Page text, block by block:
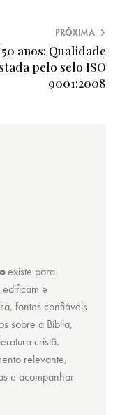
PRÓXIMA
anos: Qualidade
pelo selo ISO
9001:2008
existe para
e
fontes confiáveis
sobre a Bíblia,
cristã.
relevante,
e acompanhar